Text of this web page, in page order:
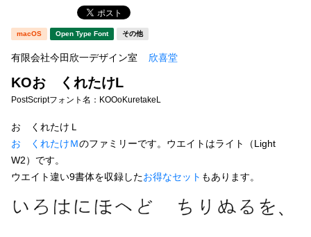
新着一覧
カート
マイページ
お気に入り
ご利用ガイド
タイプフェイス
明朝体
宋朝体
教科書体
草書体 勘亭流
江戸文字 デザイン毛筆
すべてを表示
macOS Open Type Font その他
有限会社今田欣一デザイン室 欣喜堂
KOおゝくれたけL
PostScriptフォント名： KOOoKuretakeL
おゝくれたけＬ
おゝくれたけＭのファミリーです。ウエイトはライト（Light
W2）です。
ウエイト違い9書体を収録したお得なセット もあります。